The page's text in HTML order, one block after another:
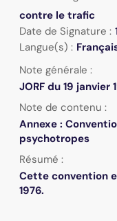
contre le trafic
Date de Signature :
Langue(s) :
Note générale :
JORF du 19 janvier
Note de contenu :
Annexe :
psychotropes
Résumé :
Cette convention
1976.